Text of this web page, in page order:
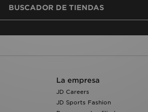
BUSCADOR DE TIENDAS
La empresa
JD Careers
JD Sports Fashion